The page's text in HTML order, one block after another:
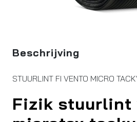
Beschrijving
STUURLINT FI VENTO MICRO
Fizik stuurlint